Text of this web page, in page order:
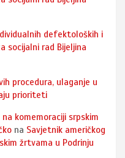
defektoloških i
socijalni rad Bijeljina
procedura, ulaganje u
prioriteti
komemoraciji srpskim
na Savjetnik američkog
žrtvama u Podrinju